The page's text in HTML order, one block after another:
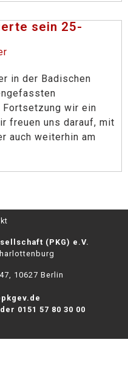
sein 25-
in der Badischen
wir ein
freuen uns darauf, mit
auch weiterhin am
(PKG) e.V.
10627 Berlin
0151 57 80 30 00